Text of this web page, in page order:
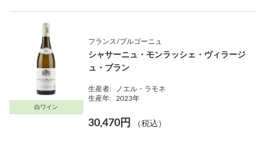
白ワイン
フランス/ブルゴーニュ
シャサーニュ・モンラッシェ・ヴィラージ
ュ・ブラン
生産者:
ノエル・ラモネ
生産年:
2023年
30,470円 （税込）